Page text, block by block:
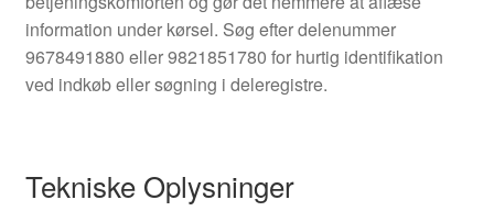
information under kørsel. Søg efter delenummer
9678491880 eller 9821851780 for hurtig identifikation
ved indkøb eller søgning i deleregistre.
Tekniske Oplysninger